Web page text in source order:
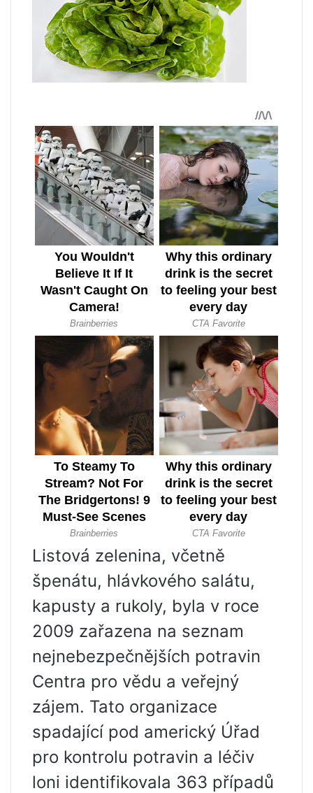
Listová zelenina, včetně
špenátu, hlávkového salátu,
kapusty a rukoly, byla v roce
2009 zařazena na seznam
nejnebezpečnějších potravin
Centra pro vědu a veřejný
zájem. Tato organizace
spadající pod americký Úřad
pro kontrolu potravin a léčiv
loni identifikovala 363 případů